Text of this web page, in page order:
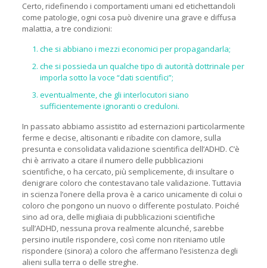
Certo, ridefinendo i comportamenti umani ed etichettandoli
come patologie, ogni cosa può divenire una grave e diffusa
malattia, a tre condizioni:
che si abbiano i mezzi economici per propagandarla;
che si possieda un qualche tipo di autorità dottrinale per
imporla sotto la voce “dati scientifici”;
eventualmente, che gli interlocutori siano
sufficientemente ignoranti o creduloni.
In passato abbiamo assistito ad esternazioni particolarmente
ferme e decise, altisonanti e ribadite con clamore, sulla
presunta e consolidata validazione scientifica dell’ADHD. C’è
chi è arrivato a citare il numero delle pubblicazioni
scientifiche, o ha cercato, più semplicemente, di insultare o
denigrare coloro che contestavano tale validazione. Tuttavia
in scienza l’onere della prova è a carico unicamente di colui o
coloro che pongono un nuovo o differente postulato. Poiché
sino ad ora, delle migliaia di pubblicazioni scientifiche
sull’ADHD, nessuna prova realmente alcunché, sarebbe
persino inutile rispondere, così come non riteniamo utile
rispondere (sinora) a coloro che affermano l’esistenza degli
alieni sulla terra o delle streghe.